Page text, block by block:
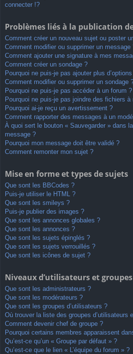
connecter !?
Problèmes liés à la publication
Comment créer un nouveau sujet ou poster
Comment modifier ou supprimer un message
Comment ajouter une signature à mes
Comment créer un sondage ?
Pourquoi ne puis-je pas ajouter plus
Comment modifier ou supprimer un sondage
Pourquoi ne puis-je pas accéder à un forum ?
Pourquoi ne puis-je pas joindre des fichiers
Pourquoi ai-je reçu un avertissement ?
Comment rapporter des messages à un
À quoi sert le bouton « Sauvegarder » dans
message ?
Pourquoi mon message doit être validé ?
Comment remonter mon sujet ?
Mise en forme et types de sujets
Que sont les BBCodes ?
Puis-je utiliser le HTML ?
Que sont les smileys ?
Puis-je publier des images ?
Que sont les annonces globales ?
Que sont les annonces ?
Que sont les sujets épinglés ?
Que sont les sujets verrouillés ?
Que sont les icônes de sujet ?
Niveaux d’utilisateurs et groupes
Que sont les administrateurs ?
Que sont les modérateurs ?
Que sont les groupes d’utilisateurs ?
Où trouver la liste des groupes d’utilisateurs
Comment devenir chef de groupe ?
Pourquoi certains membres apparaissent
Qu’est-ce qu’un « Groupe par défaut » ?
Qu’est-ce que le lien « L’équipe du forum » ?